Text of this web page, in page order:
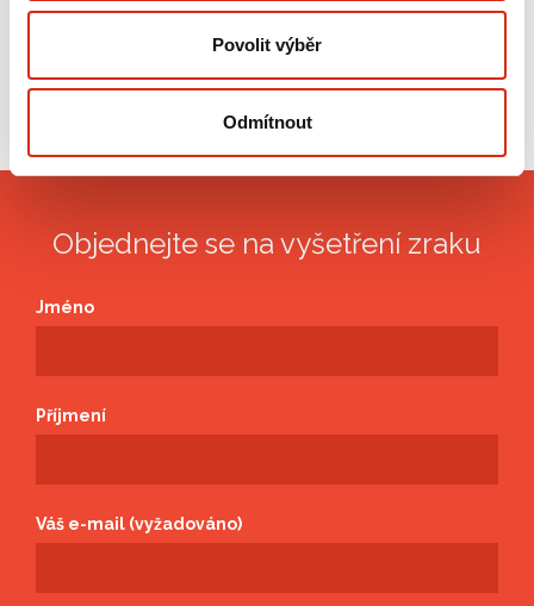
Povolit výběr
Odmítnout
Sdílejte článek
Objednejte se na vyšetření zraku
Jméno
Příjmení
Váš e-mail (vyžadováno)